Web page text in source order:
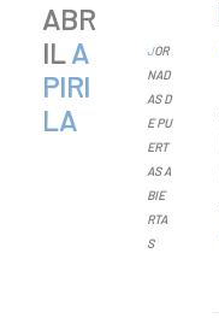
ABR
IL A
PIRI
LA
JOR
NAD
AS D
E PU
ERT
AS A
BIE
RTA
S